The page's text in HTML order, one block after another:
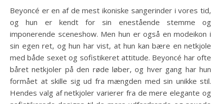
Beyoncé er en af de mest ikoniske sangerinder i vores tid,
og hun er kendt for sin enestående stemme og
imponerende sceneshow. Men hun er også en modeikon i
sin egen ret, og hun har vist, at hun kan bære en netkjole
med både sexet og sofistikeret attitude. Beyoncé har ofte
båret netkjoler på den røde løber, og hver gang har hun
formået at skille sig ud fra mængden med sin unikke stil.
Hendes valg af netkjoler varierer fra de mere elegante og